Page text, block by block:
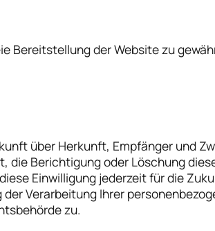
Bereitstellung der Website zu
über Herkunft, Empfänger und
die Berichtigung oder Löschung
Einwilligung jederzeit für die
Verarbeitung Ihrer
zu.